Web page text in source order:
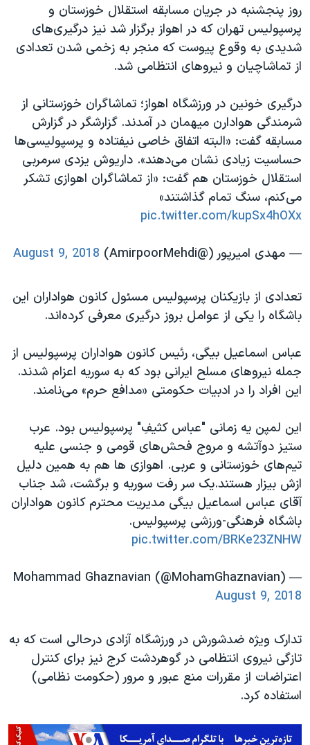
روز پنجشنبه در جریان مسابقه استقلال خوزستان و
پرسپولیس تهران که در اهواز برگزار شد نیز درگیری‌های
شدیدی به وقوع پیوست که منجر به زخمی شدن تعدادی
از تماشاچیان و نیروهای انتظامی شد.
درگیری خونین در ورزشگاه اهواز؛ تماشاگران خوزستانی از
شرمندگی هوادارن میهمان در آمدند. گزارشگر در گزارش
مسابقه گفت: «البته اتفاق خاصی نیفتاده و پرسپولیسی‌ها
حساسیت زیادی نشان می‌دهند». داریوش یزدی سرمربی
استقلال خوزستان هم گفت: «از تماشاگران اهوازی تشکر
می‌کنم، سنگ تمام گذاشتند»
pic.twitter.com/kupSx4hOXx
— مهدی امیرپور (@AmirpoorMehdi)
August 9, 2018
تعدادی از بازیکنان پرسپولیس مسئول کانون هواداران این
باشگاه را یکی از عوامل بروز درگیری معرفی کرده‌اند.
عباس اسماعیل بیگی، رئیس کانون هواداران پرسپولیس از
جمله نیروهای مسلح ایرانی بود که به سوریه اعزام شدند.
این افراد را در ادبیات حکومتی «مدافع حرم» می‌نامند.
این لمپن یه زمانی "عباس کثیفِ" پرسپولیس بود. عرب
ستیز دوآتشه و مروج فحش‌های قومی و جنسی علیه
تیم‌های خوزستانی و عربی. اهوازی ها هم به همین دلیل
ازش بیزار هستند.یک سر رفت سوریه و برگشت، شد جناب
آقای عباس اسماعیل بیگی مدیریت محترم کانون هواداران
باشگاه فرهنگی-ورزشی پرسپوليس.
pic.twitter.com/BRKe23ZNHW
— Mohammad Ghaznavian (@MohamGhaznavian)
August 9, 2018
تدارک ویژه ضدشورش در ورزشگاه آزادی درحالی است که به
تازگی نیروی انتظامی در گوهردشت کرج نیز برای کنترل
اعتراضات از مقررات منع عبور و مرور (حکومت نظامی)
استفاده کرد.